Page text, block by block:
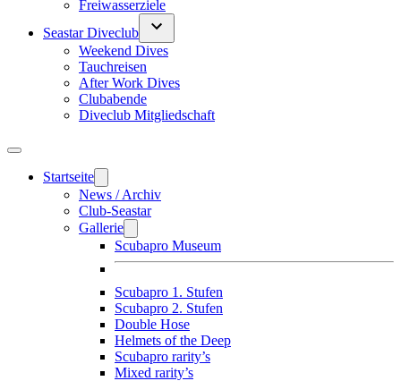
Freiwasserziele
Seastar Diveclub
Weekend Dives
Tauchreisen
After Work Dives
Clubabende
Diveclub Mitgliedschaft
Startseite
News / Archiv
Club-Seastar
Gallerie
Scubapro Museum
Scubapro 1. Stufen
Scubapro 2. Stufen
Double Hose
Helmets of the Deep
Scubapro rarity’s
Mixed rarity’s